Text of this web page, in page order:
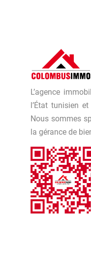
L’agence
l’État tunisien
Nous sommes
la gérance de